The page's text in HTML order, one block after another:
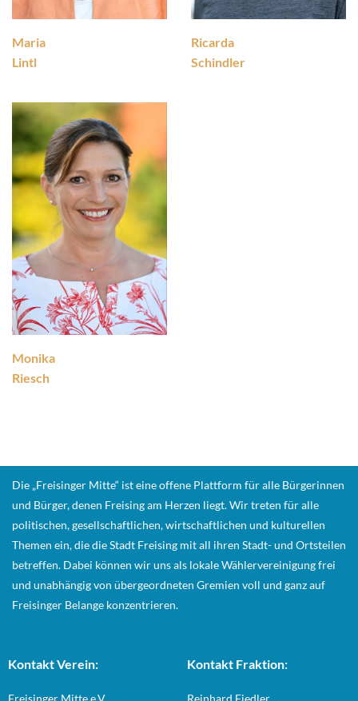
Maria
Lintl
Ricarda
Schindler
Monika
Riesch
Die „Freisinger Mitte“ ist eine offene Plattform für alle Bürgerinnen
und Bürger, denen Freising am Herzen liegt. Wir treten für alle
politischen, gesellschaftlichen, wirtschaftlichen und kulturellen
Themen ein, die die Stadt Freising mit all ihren Stadt- und Ortsteilen
betreffen. Dabei können wir uns als lokale Wählervereinigung frei
und unabhängig von übergeordneten Gremien voll und ganz auf
Freisinger Belange konzentrieren.
Kontakt Verein: Kontakt Fraktion: